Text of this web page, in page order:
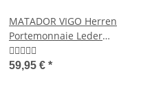
MATADOR VIGO Herren
Portemonnaie Leder
Geldbörse Brieftasche RFID
59,95 € *